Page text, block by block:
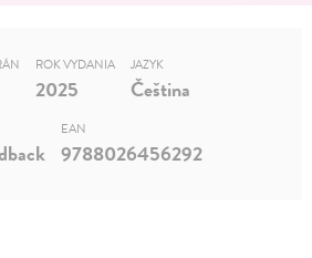
ROK VYDANIA
2025
JAZYK
Čeština
EAN
9788026456292